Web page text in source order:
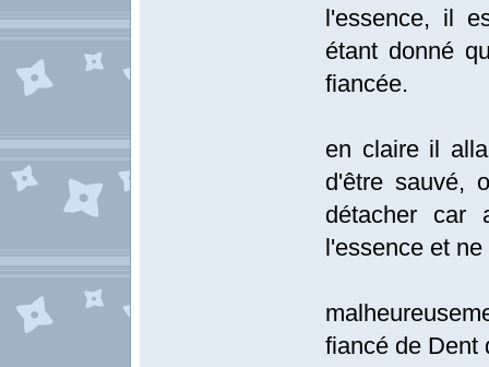
l'essence, il
étant donné
fiancée.
en claire il
d'être sauvé,
détacher car
l'essence et
fiancé de Dent